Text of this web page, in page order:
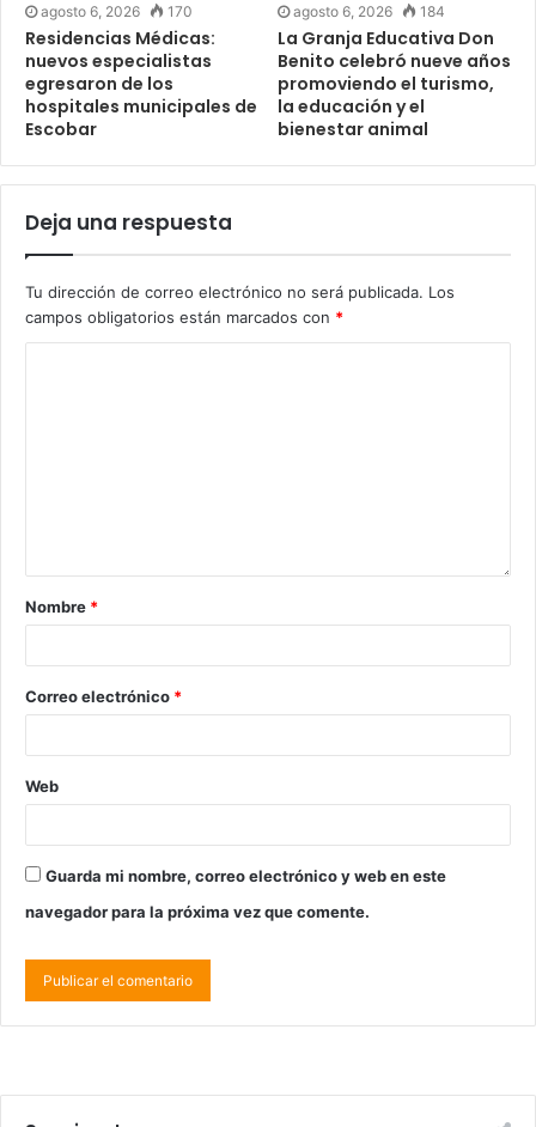
agosto 6, 2026 170
Residencias Médicas:
nuevos especialistas
egresaron de los
hospitales municipales de
Escobar
agosto 6, 2026 184
La Granja Educativa Don
Benito celebró nueve años
promoviendo el turismo,
la educación y el
bienestar animal
Deja una respuesta
Tu dirección de correo electrónico no será publicada. Los
campos obligatorios están marcados con *
Nombre *
Correo electrónico *
Web
Guarda mi nombre, correo electrónico y web en este
navegador para la próxima vez que comente.